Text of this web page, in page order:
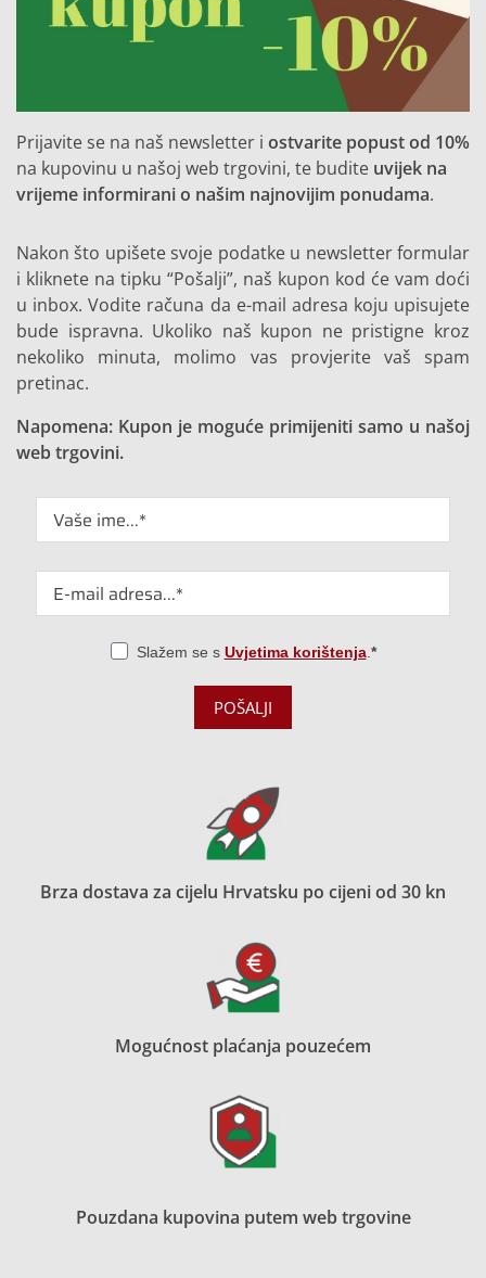
Prijavite se na naš newsletter i ostvarite popust od 10%
na kupovinu u našoj web trgovini, te budite uvijek na
vrijeme informirani o našim najnovijim ponudama.
Nakon što upišete svoje podatke u newsletter formular
i kliknete na tipku “Pošalji”, naš kupon kod će vam doći
u inbox. Vodite računa da e-mail adresa koju upisujete
bude ispravna. Ukoliko naš kupon ne pristigne kroz
nekoliko minuta, molimo vas provjerite vaš spam
pretinac.
Napomena: Kupon je moguće primijeniti samo u našoj
web trgovini.
Slažem se s Uvjetima korištenja.
POŠALJI
Brza dostava za cijelu Hrvatsku po cijeni od 30 kn
Mogućnost plaćanja pouzećem
Pouzdana kupovina putem web trgovine